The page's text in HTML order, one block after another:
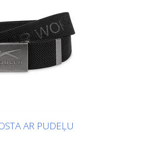
AR PUDEĻU